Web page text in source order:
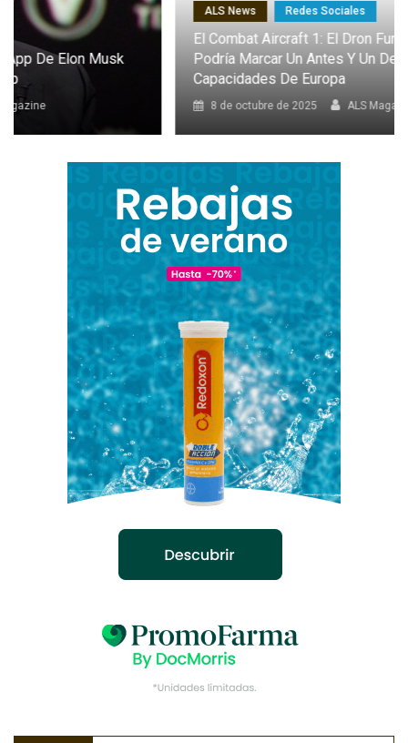
ALS News Redes Sociales
El Combat Aircraft 1: El Dron Furtivo Con IA Que
Podría Marcar Un Antes Y Un Después En Las
Capacidades De Europa
ALS Magazine